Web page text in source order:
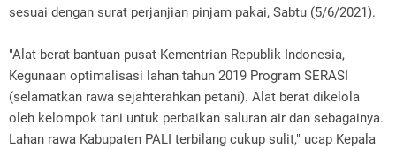
sesuai dengan surat perjanjian pinjam pakai, Sabtu (5/6/2021).
"Alat berat bantuan pusat Kementrian Republik Indonesia,
Kegunaan optimalisasi lahan tahun 2019 Program SERASI
(selamatkan rawa sejahterahkan petani). Alat berat dikelola
oleh kelompok tani untuk perbaikan saluran air dan sebagainya.
Lahan rawa Kabupaten PALI terbilang cukup sulit," ucap Kepala